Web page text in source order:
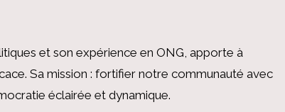
et son expérience en ONG, apporte à
Sa mission : fortifier notre communauté avec
éclairée et dynamique.